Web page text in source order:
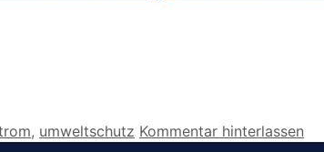
, umweltschutz Kommentar hinterlassen